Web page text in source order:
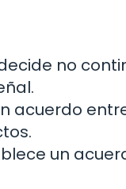
no
acuerdo
un